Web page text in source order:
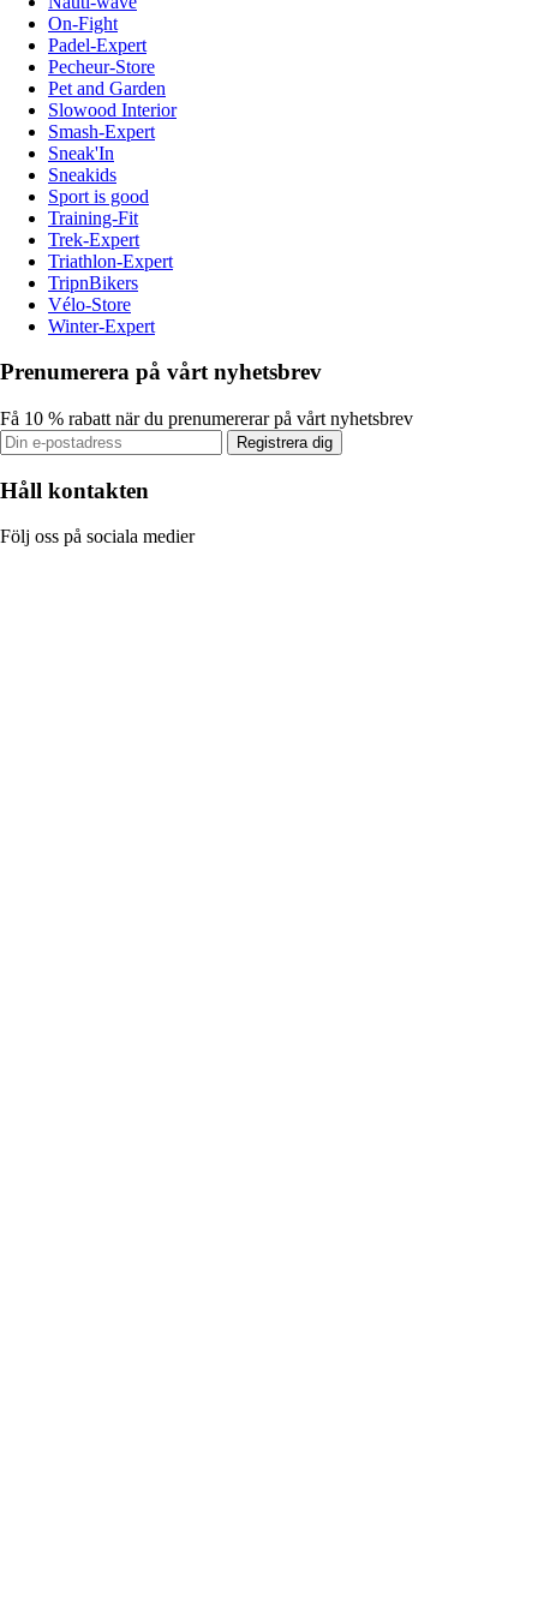
On-Fight
Padel-Expert
Pecheur-Store
Pet and Garden
Slowood Interior
Smash-Expert
Sneak'In
Sneakids
Sport is good
Training-Fit
Trek-Expert
Triathlon-Expert
TripnBikers
Vélo-Store
Winter-Expert
Prenumerera på vårt nyhetsbrev
Få 10 % rabatt när du prenumererar på vårt nyhetsbrev
Registrera dig
Håll kontakten
Följ oss på sociala medier